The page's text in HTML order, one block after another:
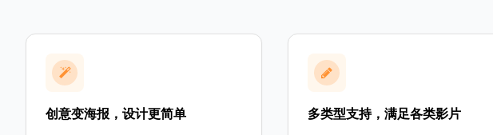
创意变海报，设计更简单 多类型支持，满足各类影片